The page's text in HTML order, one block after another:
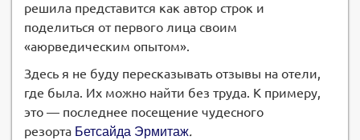
решила представится как автор строк и
поделиться от первого лица своим
«аюрведическим опытом».
Здесь я не буду пересказывать отзывы на отели,
где была. Их можно найти без труда. К примеру,
это — последнее посещение чудесного
резорта Бетсайда Эрмитаж.